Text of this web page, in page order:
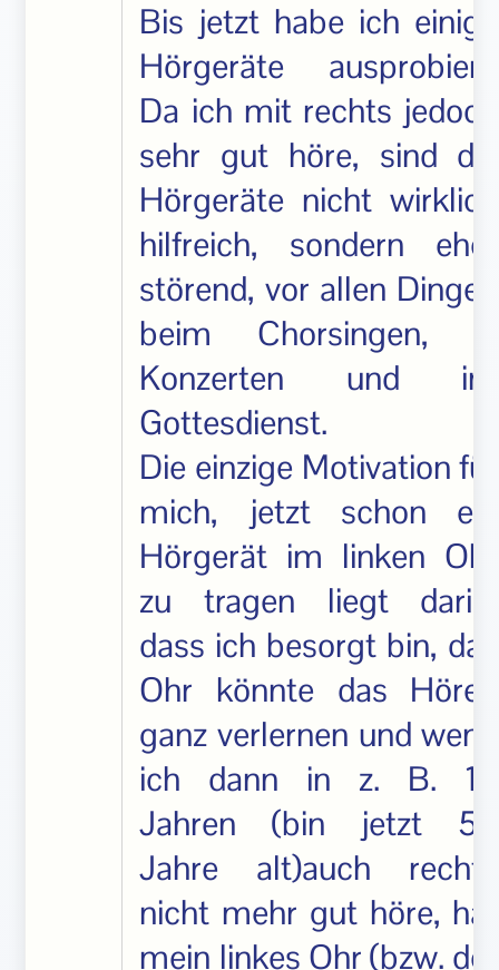
Bis jetzt habe ich einige
Hörgeräte ausprobiert.
Da ich mit rechts jedoch
sehr gut höre, sind die
Hörgeräte nicht wirklich
hilfreich, sondern eher
störend, vor allen Dingen
beim Chorsingen, in
Konzerten und im
Gottesdienst.
Die einzige Motivation für
mich, jetzt schon ein
Hörgerät im linken Ohr
zu tragen liegt darin,
dass ich besorgt bin, das
Ohr könnte das Hören
ganz verlernen und wenn
ich dann in z. B. 15
Jahren (bin jetzt 58
Jahre alt)auch rechts
nicht mehr gut höre, hat
mein linkes Ohr (bzw. der